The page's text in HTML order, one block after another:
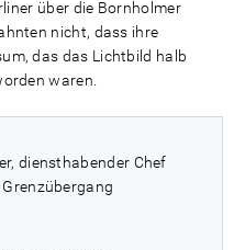
über die Bornholmer
nicht, dass ihre
das das Lichtbild halb
waren.
diensthabender Chef